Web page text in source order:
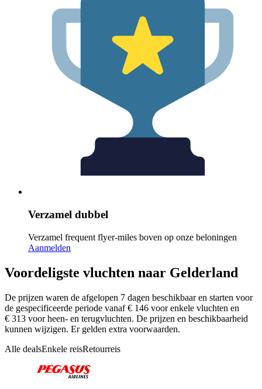
Verzamel dubbel
Verzamel frequent flyer-miles boven op onze beloningen
Aanmelden
Voordeligste vluchten naar Gelderland
De prijzen waren de afgelopen 7 dagen beschikbaar en starten voor
de gespecificeerde periode vanaf € 146 voor enkele vluchten en
€ 313 voor heen- en terugvluchten. De prijzen en beschikbaarheid
kunnen wijzigen. Er gelden extra voorwaarden.
Alle dealsEnkele reisRetourreis